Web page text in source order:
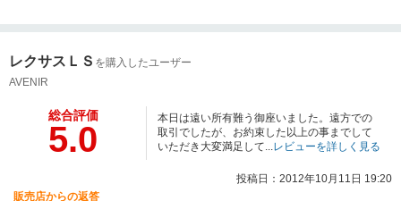
中からお選び頂きメールとお電話だけで決めて頂いたことに使命感を感じま
情を見て使命感から達成感にスイッチが切り替わりました。お車を通して素
晴らしい出会いが出来たことに感謝しております。まだまだ追求していく事
いきたいと思います。この度は誠にありがとうございました。
レクサスＬＳ を購入したユーザー
AVENIR
総合評価
5.0
本日は遠い所有難う御座いました。遠方での
取引でしたが、お約束した以上の事までして
いただき大変満足して...レビューを詳しく見る
投稿日：2012年10月11日 19:20
販売店からの返答